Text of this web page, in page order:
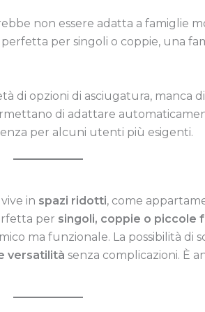
non essere adatta a famiglie
per singoli o coppie, una
di opzioni di asciugatura, manca
di adattare
per alcuni utenti più esigenti.
in spazi ridotti, come
per singoli, coppie o piccole
ma funzionale. La possibilità di
versatilità senza complicazioni. È